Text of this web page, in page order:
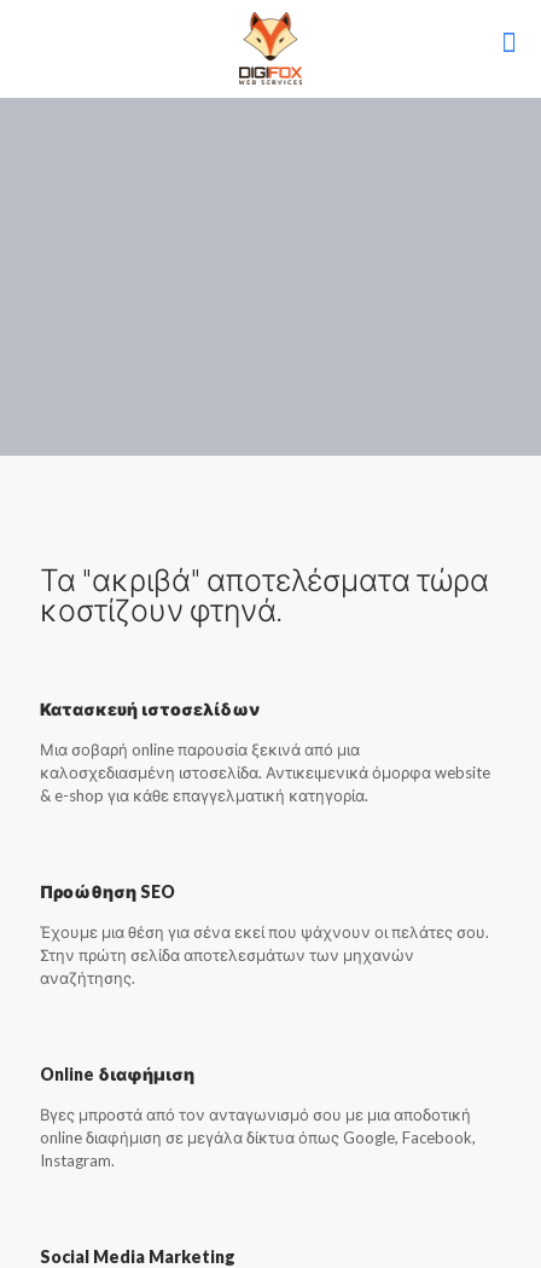
Τα "ακριβά" αποτελέσματα τώρα
κοστίζουν φτηνά.
Κατασκευή ιστοσελίδων
Μια σοβαρή online παρουσία ξεκινά από μια
καλοσχεδιασμένη ιστοσελίδα. Αντικειμενικά όμορφα website
& e-shop για κάθε επαγγελματική κατηγορία.
Προώθηση SEO
Έχουμε μια θέση για σένα εκεί που ψάχνουν οι πελάτες σου.
Στην πρώτη σελίδα αποτελεσμάτων των μηχανών
αναζήτησης.
Online διαφήμιση
Βγες μπροστά από τον ανταγωνισμό σου με μια αποδοτική
online διαφήμιση σε μεγάλα δίκτυα όπως Google, Facebook,
Instagram.
Social Media Marketing